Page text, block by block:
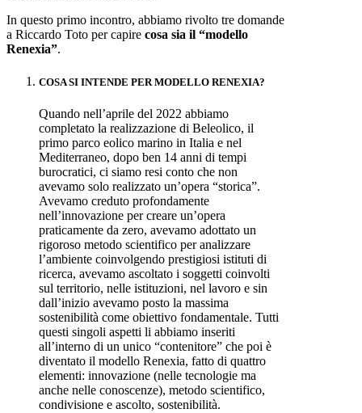
In questo primo incontro, abbiamo rivolto tre domande
a Riccardo Toto per capire cosa sia il “modello
Renexia”.
COSA SI INTENDE PER MODELLO RENEXIA?
Quando nell’aprile del 2022 abbiamo
completato la realizzazione di Beleolico, il
primo parco eolico marino in Italia e nel
Mediterraneo, dopo ben 14 anni di tempi
burocratici, ci siamo resi conto che non
avevamo solo realizzato un’opera “storica”.
Avevamo creduto profondamente
nell’innovazione per creare un’opera
praticamente da zero, avevamo adottato un
rigoroso metodo scientifico per analizzare
l’ambiente coinvolgendo prestigiosi istituti di
ricerca, avevamo ascoltato i soggetti coinvolti
sul territorio, nelle istituzioni, nel lavoro e sin
dall’inizio avevamo posto la massima
sostenibilità come obiettivo fondamentale. Tutti
questi singoli aspetti li abbiamo inseriti
all’interno di un unico “contenitore” che poi è
diventato il modello Renexia, fatto di quattro
elementi: innovazione (nelle tecnologie ma
anche nelle conoscenze), metodo scientifico,
condivisione e ascolto, sostenibilità.